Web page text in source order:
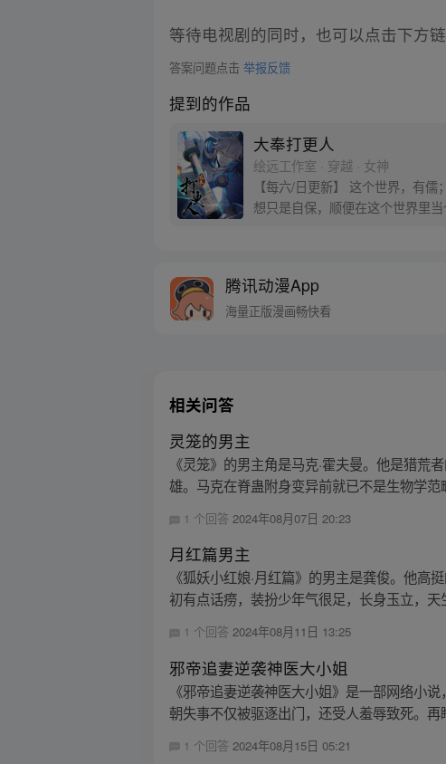
等待电视剧的同时，也可以点击下方
答案问题点击举报反馈
提到的作品
大奉打更人
绘远工作室 · 穿越 · 女神
【每六/日更新】 这个世界，有
想只是自保，顺便在这个世界里
腾讯动漫App
海量正版漫画畅快看
相关问答
灵笼的男主
《灵笼》的男主角是马克·霍夫曼。他是猎
雄。马克在脊蛊附身变异前就已不是生物学
1 个回答2024年08月07日 20:23
月红篇男主
《狐妖小红娘·月红篇》的男主是龚俊。他
初有点话痨，装扮少年气很足，长身玉立，
1 个回答2024年08月11日 13:25
邪帝追妻逆袭神医大小姐
《邪帝追妻逆袭神医大小姐》是一部网络小
朝失事不仅被驱逐出门，还受人羞辱致死。
1 个回答 2024年08月15日 05:21